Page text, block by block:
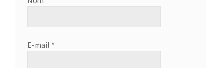
E-mail *